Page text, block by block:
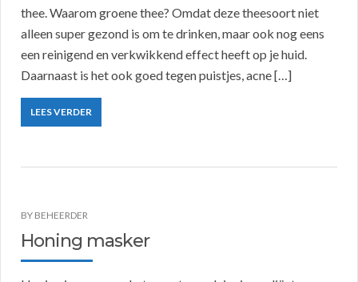
thee. Waarom groene thee? Omdat deze theesoort niet
alleen super gezond is om te drinken, maar ook nog eens
een reinigend en verkwikkend effect heeft op je huid.
Daarnaast is het ook goed tegen puistjes, acne […]
LEES VERDER
BY BEHEERDER
Honing masker